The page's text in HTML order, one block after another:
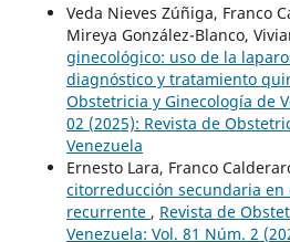
Veda Nieves Zúñiga, Franco
Mireya González-Blanco,
ginecológico: uso de la
diagnóstico y tratamiento
Obstetricia y Ginecología de
02 (2025): Revista de
Venezuela
Ernesto Lara, Franco
citorreducción secundaria en
recurrente , Revista de
Venezuela: Vol. 81 Núm. 2